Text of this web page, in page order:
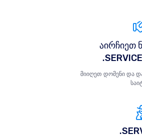
აირჩიეთ
მიიღეთ დომენი და